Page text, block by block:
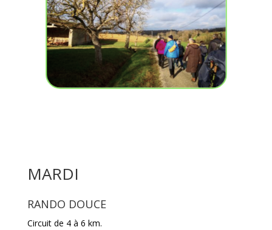
MARDI
RANDO DOUCE
Circuit de 4 à 6 km.